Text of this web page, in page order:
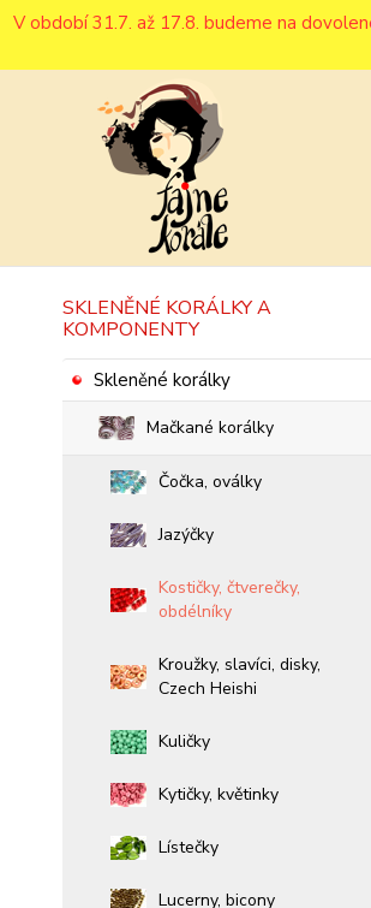
V období 31.7. až 17.8. budeme na
SKLENĚNÉ KORÁLKY A
KOMPONENTY
Skleněné korálky
Mačkané korálky
Čočka, oválky
Jazýčky
Kostičky, čtverečky,
obdélníky
Kroužky, slavíci, disky,
Czech Heishi
Kuličky
Kytičky, květinky
Lístečky
Lucerny, bicony